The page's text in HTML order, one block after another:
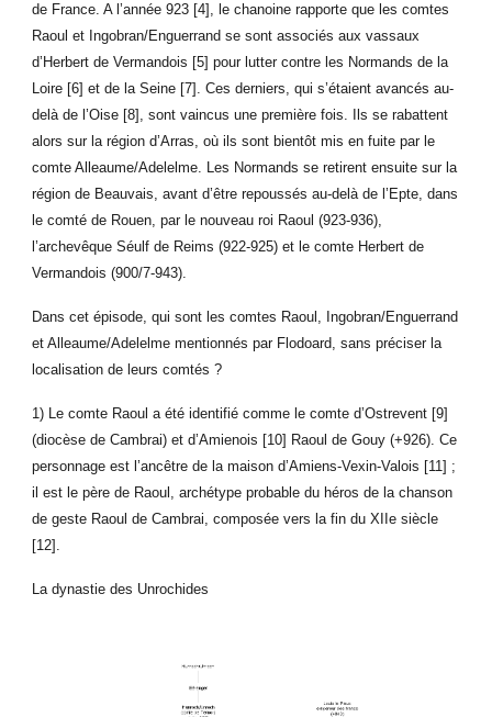
de France. A l’année 923 [4], le chanoine rapporte que les comtes
Raoul et Ingobran/Enguerrand se sont associés aux vassaux
d’Herbert de Vermandois [5] pour lutter contre les Normands de la
Loire [6] et de la Seine [7]. Ces derniers, qui s’étaient avancés au-
delà de l’Oise [8], sont vaincus une première fois. Ils se rabattent
alors sur la région d’Arras, où ils sont bientôt mis en fuite par le
comte Alleaume/Adelelme. Les Normands se retirent ensuite sur la
région de Beauvais, avant d’être repoussés au-delà de l’Epte, dans
le comté de Rouen, par le nouveau roi Raoul (923-936),
l’archevêque Séulf de Reims (922-925) et le comte Herbert de
Vermandois (900/7-943).
Dans cet épisode, qui sont les comtes Raoul, Ingobran/Enguerrand
et Alleaume/Adelelme mentionnés par Flodoard, sans préciser la
localisation de leurs comtés ?
1) Le comte Raoul a été identifié comme le comte d’Ostrevent [9]
(diocèse de Cambrai) et d’Amienois [10] Raoul de Gouy (+926). Ce
personnage est l’ancêtre de la maison d’Amiens-Vexin-Valois [11] ;
il est le père de Raoul, archétype probable du héros de la chanson
de geste Raoul de Cambrai, composée vers la fin du XIIe siècle
[12].
La dynastie des Unrochides